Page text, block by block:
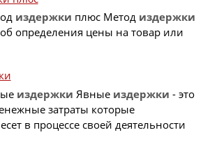
издержки плюс Метод издержки
определения цены на товар или
издержки Явные издержки - это
затраты которые
в процессе своей деятельности